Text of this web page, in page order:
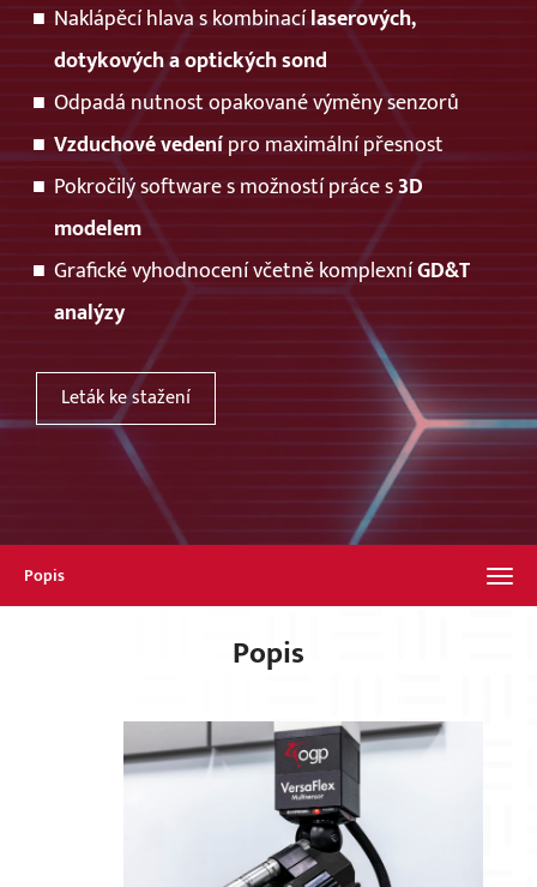
Naklápěcí hlava s kombinacílaserových,
dotykových a optických sond
Odpadá nutnost opakované výměny senzorů
Vzduchové vedenípro maximální přesnost
Pokročilý software s možností práce s3D
modelem
Grafické vyhodnocení včetně komplexníGD&T
analýzy
Leták ke stažení
Popis
Popis